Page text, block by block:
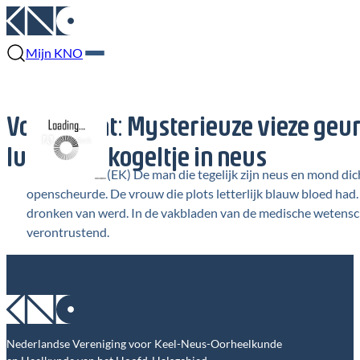
Mijn KNO
Volkskrant: Mysterieuze vieze
luchtbukskogeltje in neus
(EK) De man die tegelijk zijn neus en mond
openscheurde. De vrouw die plots letterlijk blauw bloed
dronken van werd. In de vakbladen van de medische
verontrustend.
Nederlandse Vereniging voor Keel-Neus-Oorheelkunde